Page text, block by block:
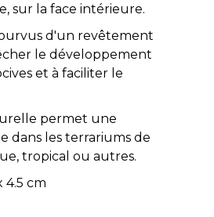
sur la face intérieure.
d'un revêtement
le développement
et à faciliter le
permet une
dans les terrariums de
tropical ou autres.
4.5 cm